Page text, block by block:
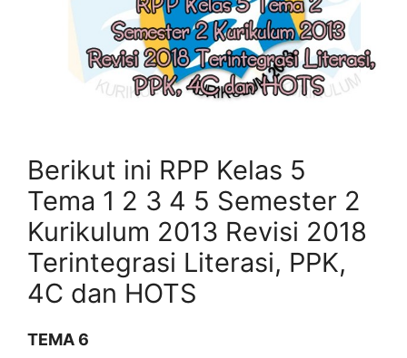
Berikut ini RPP Kelas 5
Tema 1 2 3 4 5 Semester 2
Kurikulum 2013 Revisi 2018
Terintegrasi Literasi, PPK,
4C dan HOTS
TEMA 6